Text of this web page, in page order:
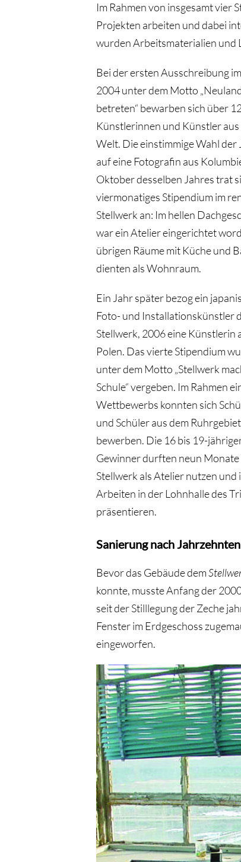
Im Rahmen von insgesamt vier
Projekten arbeiten und dabei
wurden Arbeitsmaterialien und
Bei der ersten Ausschreibung
2004 unter dem Motto
betreten“ bewarben sich über
Künstlerinnen und Künstler
Welt. Die einstimmige Wahl der
auf eine Fotografin aus
Oktober desselben Jahres trat
viermonatiges Stipendium im
Stellwerk an: Im hellen
war ein Atelier eingerichtet
übrigen Räume mit Küche und
dienten als Wohnraum.
Ein Jahr später bezog ein
Foto- und Installationskünstler
Stellwerk, 2006 eine Künstlerin
Polen. Das vierte Stipendium
unter dem Motto „Stellwerk
Schule“ vergeben. Im Rahmen
Wettbewerbs konnten sich
und Schüler aus dem Ruhrgebiet
bewerben. Die 16 bis 19-
Gewinner durften neun Monate
Stellwerk als Atelier nutzen und
Arbeiten in der Lohnhalle des
präsentieren.
Sanierung nach
Bevor das Gebäude dem
konnte, musste Anfang der
seit der Stilllegung der Zeche
Fenster im Erdgeschoss
eingeworfen.